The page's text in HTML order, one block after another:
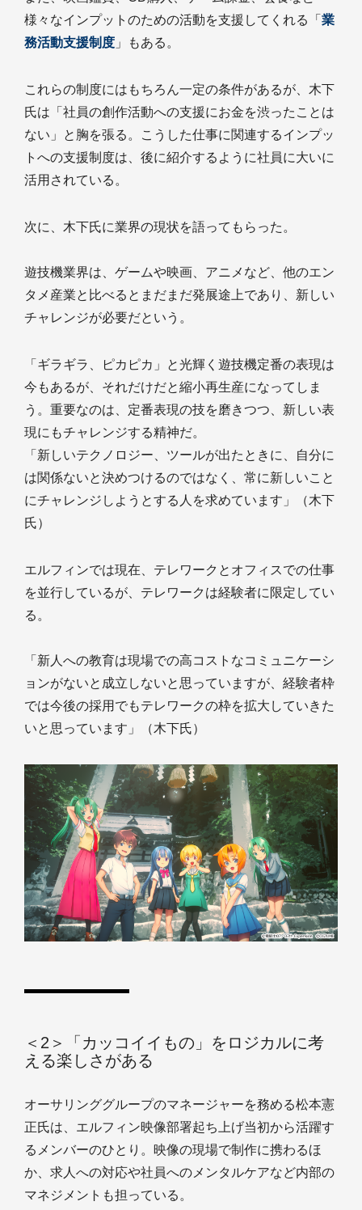
様々なインプットのための活動を支援してくれる「 業
務活動支援制度 」もある。
これらの制度にはもちろん一定の条件があるが、木下
氏は「社員の創作活動への支援にお金を渋ったことは
ない」と胸を張る。こうした仕事に関連するインプッ
トへの支援制度は、後に紹介するように社員に大いに
活用されている。
次に、木下氏に業界の現状を語ってもらった。
遊技機業界は、ゲームや映画、アニメなど、他のエン
タメ産業と比べるとまだまだ発展途上であり、新しい
チャレンジが必要だという。
「ギラギラ、ピカピカ」と光輝く遊技機定番の表現は
今もあるが、それだけだと縮小再生産になってしま
う。重要なのは、定番表現の技を磨きつつ、新しい表
現にもチャレンジする精神だ。
「新しいテクノロジー、ツールが出たときに、自分に
は関係ないと決めつけるのではなく、常に新しいこと
にチャレンジしようとする人を求めています」（木下
氏）
エルフィンでは現在、テレワークとオフィスでの仕事
を並行しているが、テレワークは経験者に限定してい
る。
「新人への教育は現場での高コストなコミュニケーシ
ョンがないと成立しないと思っていますが、経験者枠
では今後の採用でもテレワークの枠を拡大していきた
いと思っています」（木下氏）
＜2＞「カッコイイもの」をロジカルに考
える楽しさがある
オーサリンググループのマネージャーを務める松本憲
正氏は、エルフィン映像部署起ち上げ当初から活躍す
るメンバーのひとり。映像の現場で制作に携わるほ
か、求人への対応や社員へのメンタルケアなど内部の
マネジメントも担っている。